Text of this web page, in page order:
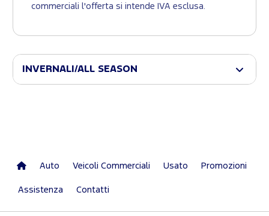
commerciali l'offerta si intende IVA esclusa.
INVERNALI/ALL SEASON
Auto Veicoli Commerciali Usato Promozioni
Assistenza Contatti